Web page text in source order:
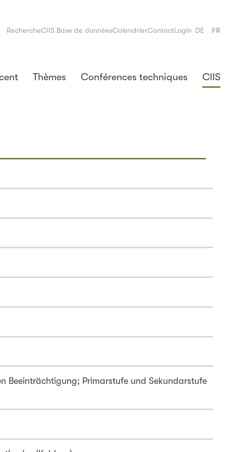
RechercheCIIS Base de donnéesCalendrierContactLogin DE FR
Thèmes Conférences techniques CIIS
Beeinträchtigung; Primarstufe und Sekundarstufe